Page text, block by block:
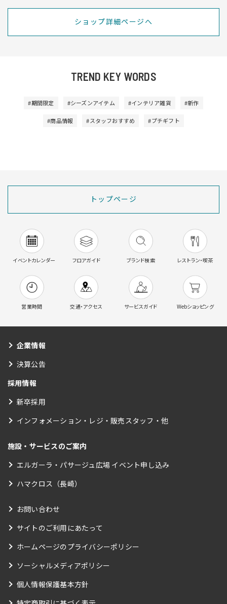
ショップ詳細ページへ
TREND KEY WORDS
#期間限定 #シーズンアイテム #インテリア雑貨 #新作
#商品情報 #スタッフおすすめ #プチギフト
トップページ
イベントカレンダー フロアガイド ブランド検索 レストラン・喫茶
営業時間 交通・アクセス サービスガイド Webショッピング
企業情報
決算公告
採用情報
新卒採用
インフォメーション・レジ・販売スタッフ・他
施設・サービスのご案内
エルガーラ・パサージュ広場 イベント申し込み
ハマクロス（長崎）
お問い合わせ
サイトのご利用にあたって
ホームページのプライバシーポリシー
ソーシャルメディアポリシー
個人情報保護基本方針